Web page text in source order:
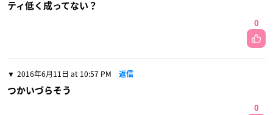
ティ低く成ってない？
0
2016年6月11日 at 10:57 PM 返信
つかいづらそう
0